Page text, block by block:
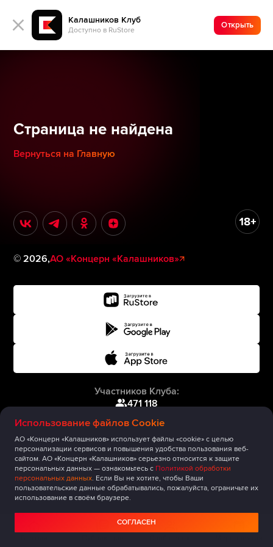
Калашников Клуб
Доступно в RuStore
Открыть
Использование файлов Cookie
АО «Концерн «Калашников» использует файлы «cookie» с целью
персонализации сервисов и повышения удобства пользования веб-
сайтом. АО «Концерн «Калашников» серьезно относится к защите
персональных данных — ознакомьтесь с Политикой обработки
персональных данных. Если Вы не хотите, чтобы Ваши
пользовательские данные обрабатывались, пожалуйста, ограничьте их
использование в своём браузере.
СОГЛАСЕН
Страница не найдена
Вернуться на Главную
©2026,АО «Концерн «Калашников»
Участников Клуба:
471 118